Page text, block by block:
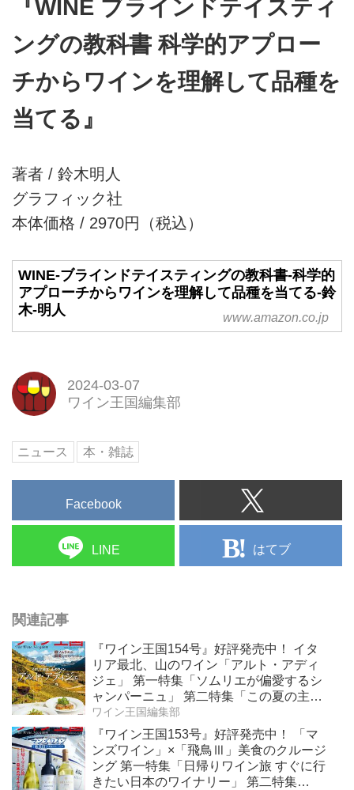
『WINE ブラインドテイスティ
ングの教科書 科学的アプロー
チからワインを理解して品種を
当てる』
著者 / 鈴木明人
グラフィック社
本体価格 / 2970円（税込）
WINE-ブラインドテイスティングの教科書-科学的
アプローチからワインを理解して品種を当てる-鈴
木-明人
www.amazon.co.jp
2024-03-07
ワイン王国編集部
ニュース 本・雑誌
Facebook
LINE はてブ
関連記事
『ワイン王国154号』好評発売中！ イタ
リア最北、山のワイン「アルト・アディ
ジェ」 第一特集「ソムリエが偏愛するシ
ャンパーニュ」 第二特集「この夏の主
役！ ナチュラルなロゼワイン」
ワイン王国編集部
『ワイン王国153号』好評発売中！ 「マ
ンズワイン」×「飛鳥Ⅲ」美食のクルージ
ング 第一特集「日帰りワイン旅 すぐに行
きたい日本のワイナリー」 第二特集